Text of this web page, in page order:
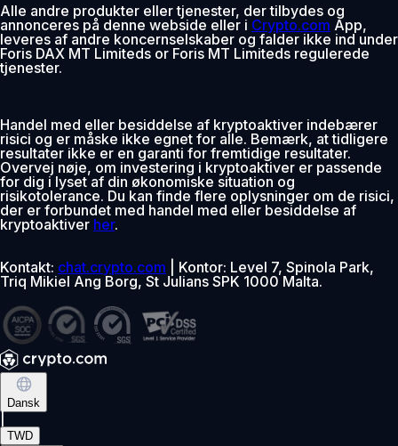
Alle andre produkter eller tjenester, der tilbydes og
annonceres på denne webside eller i Crypto.com App,
leveres af andre koncernselskaber og falder ikke ind under
Foris DAX MT Limiteds or Foris MT Limiteds regulerede
tjenester.
Handel med eller besiddelse af kryptoaktiver indebærer
risici og er måske ikke egnet for alle. Bemærk, at tidligere
resultater ikke er en garanti for fremtidige resultater.
Overvej nøje, om investering i kryptoaktiver er passende
for dig i lyset af din økonomiske situation og
risikotolerance. Du kan finde flere oplysninger om de risici,
der er forbundet med handel med eller besiddelse af
kryptoaktiver her.
Kontakt: chat.crypto.com | Kontor: Level 7, Spinola Park,
Triq Mikiel Ang Borg, St Julians SPK 1000 Malta.
Dansk
TWD